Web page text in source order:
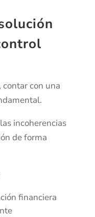
contar con una
incoherencias
de forma
financiera